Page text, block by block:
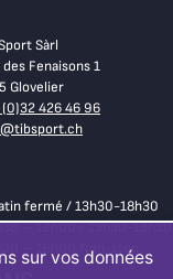
Sàrl
des Fenaisons 1
Glovelier
(0)32 426 46 96
fermé / 13h30-18h30
– 12h00 / 13h30-18h30
– 16h00 Non-stop
sur vos données